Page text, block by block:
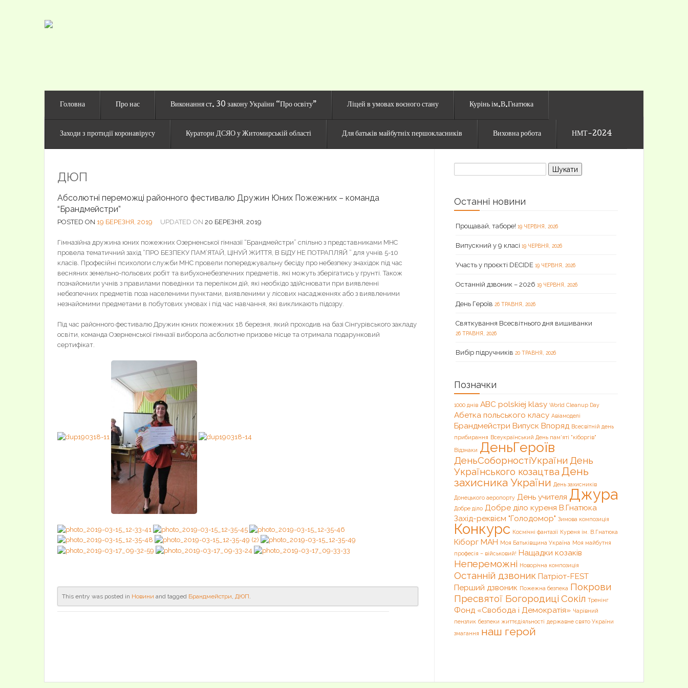
Головна Про нас Виконання ст. 30 закону України “Про освіту” Ліцей в умовах воєного стану Курінь ім.В.Гнатюка
Заходи з протидії коронавірусу Куратори ДСЯО у Житомирській області Для батьків майбутніх першокласників Виховна робота НМТ-2024
ДЮП
Абсолютні переможці районного фестивалю Дружин Юних Пожежних – команда
“Брандмейстри”
POSTED ON 19 БЕРЕЗНЯ, 2019 UPDATED ON 20 БЕРЕЗНЯ, 2019
Гімназійна дружина юних пожежних Озерненської гімназії “Брандмейстри” спільно з представниками МНС
провела тематичний захід “ПРО БЕЗПЕКУ ПАМ’ЯТАЙ, ЦІНУЙ ЖИТТЯ, В БІДУ НЕ ПОТРАПЛЯЙ ” для учнів 5-10
класів. Професійні психологи служби МНС провели попереджувальну бесіду про небезпеку знахідок під час
весняних земельно-польових робіт та вибухонебезпечних предметів, які можуть зберігатись у грунті. Також
познайомили учнів з правилами поведінки та переліком дій, які необхідо здійснювати при виявленні
небезпечних предметів поза населеними пунктами, виявленими у лісових насадженнях або з виявленими
незнайомими предметами в побутових умовах і під час навчання, які викликають підозру.
Під час районного фестивалю Дружин юних пожежних 18 березня, який проходив на базі Сінгурівського закладу
освіти, команда Озерненської гімназії виборола асболютне призове місце та отримала подарунковий
сертифікат.
This entry was posted in Новини and tagged Брандмейстри, ДЮП.
Пошук:
Останні новини
Прощавай, таборе! 19 ЧЕРВНЯ, 2026
Випускний у 9 класі 19 ЧЕРВНЯ, 2026
Участь у проєкті DECIDE 19 ЧЕРВНЯ, 2026
Останній дзвоник – 2026 19 ЧЕРВНЯ, 2026
День Героїв 26 ТРАВНЯ, 2026
Святкування Всесвітнього дня вишиванки
26 ТРАВНЯ, 2026
Вибір підручників 20 ТРАВНЯ, 2026
Позначки
1000 днів ABC polskiej klasy World Cleanup Day
Абетка польського класу Авіамоделі
Брандмейстри Випуск Впоряд Всесвітній день
прибирання Всеукраїнський День пам'яті "кіборгів"
Відзнаки ДеньГероїв
ДеньСоборностіУкраїни День
Українського козацтва День
захисника України День захисників
Донецького аеропорту День учителя Джура
Добре діло Добре діло куреня В.Гнатюка
Захід-реквієм "Голодомор" Зимова композиція
Конкурс Космічні фантазії Куреня ім. В.Гнатюка
Кіборг МАН Моя Батьківщина Україна Моя майбутня
професія – військовий! Нащадки козаків
Непереможні Новорічна композиція
Останній дзвоник Патріот-FEST
Перший дзвоник Пожежна безпека Покрови
Пресвятої Богородиці Сокіл Тренінг
Фонд «Свобода і Демократія» Чарівний
пензлик безпеки життєдіяльності державне свято України
змагання наш герой